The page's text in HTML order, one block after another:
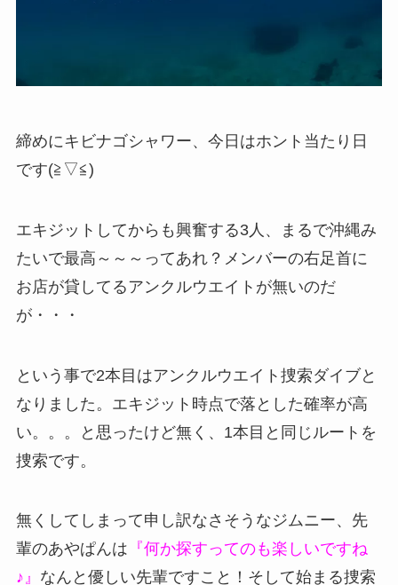
締めにキビナゴシャワー、今日はホント当たり日
です(≧▽≦)
エキジットしてからも興奮する3人、まるで沖縄み
たいで最高～～～ってあれ？メンバーの右足首に
お店が貸してるアンクルウエイトが無いのだ
が・・・
という事で2本目はアンクルウエイト捜索ダイブと
なりました。エキジット時点で落とした確率が高
い。。。と思ったけど無く、1本目と同じルートを
捜索です。
無くしてしまって申し訳なさそうなジムニー、先
輩のあやぱんは 『何か探すってのも楽しいですね
♪』 なんと優しい先輩ですこと！そして始まる捜索